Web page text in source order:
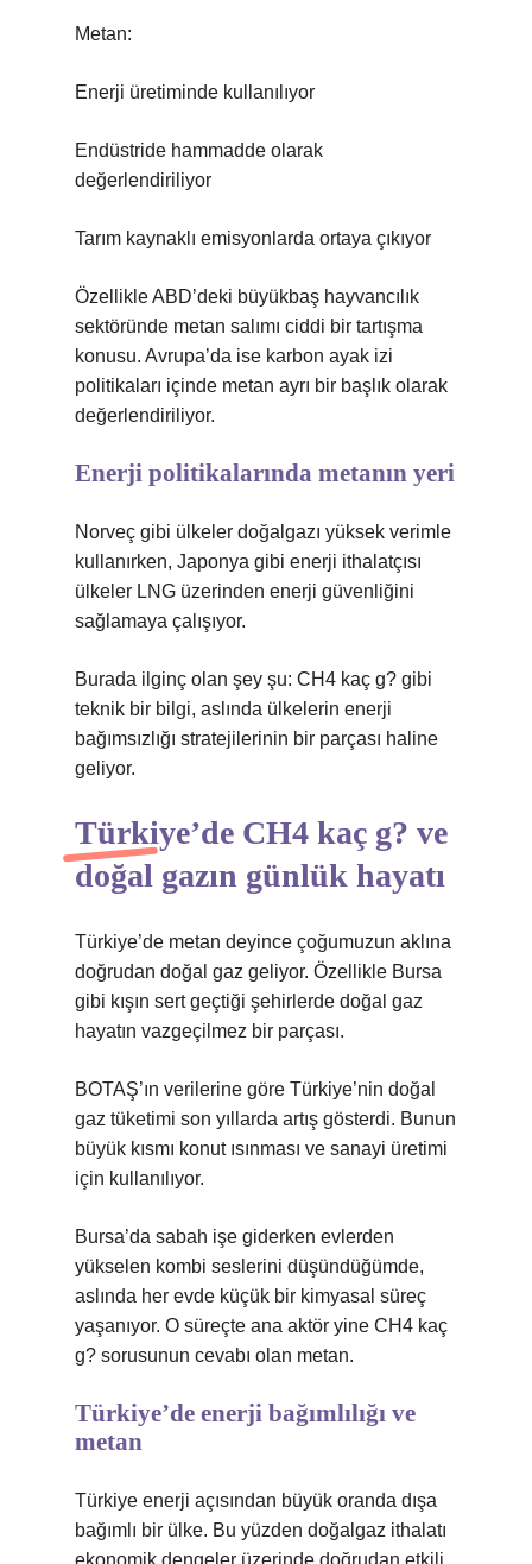
Metan:
Enerji üretiminde kullanılıyor
Endüstride hammadde olarak
değerlendiriliyor
Tarım kaynaklı emisyonlarda ortaya çıkıyor
Özellikle ABD’deki büyükbaş hayvancılık
sektöründe metan salımı ciddi bir tartışma
konusu. Avrupa’da ise karbon ayak izi
politikaları içinde metan ayrı bir başlık olarak
değerlendiriliyor.
Enerji politikalarında metanın yeri
Norveç gibi ülkeler doğalgazı yüksek verimle
kullanırken, Japonya gibi enerji ithalatçısı
ülkeler LNG üzerinden enerji güvenliğini
sağlamaya çalışıyor.
Burada ilginç olan şey şu: CH4 kaç g? gibi
teknik bir bilgi, aslında ülkelerin enerji
bağımsızlığı stratejilerinin bir parçası haline
geliyor.
Türkiye’de CH4 kaç g? ve
doğal gazın günlük hayatı
Türkiye’de metan deyince çoğumuzun aklına
doğrudan doğal gaz geliyor. Özellikle Bursa
gibi kışın sert geçtiği şehirlerde doğal gaz
hayatın vazgeçilmez bir parçası.
BOTAŞ’ın verilerine göre Türkiye’nin doğal
gaz tüketimi son yıllarda artış gösterdi. Bunun
büyük kısmı konut ısınması ve sanayi üretimi
için kullanılıyor.
Bursa’da sabah işe giderken evlerden
yükselen kombi seslerini düşündüğümde,
aslında her evde küçük bir kimyasal süreç
yaşanıyor. O süreçte ana aktör yine CH4 kaç
g? sorusunun cevabı olan metan.
Türkiye’de enerji bağımlılığı ve
metan
Türkiye enerji açısından büyük oranda dışa
bağımlı bir ülke. Bu yüzden doğalgaz ithalatı
ekonomik dengeler üzerinde doğrudan etkili.